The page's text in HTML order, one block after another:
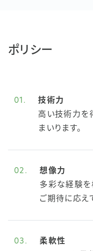
ポリシー
01.
技術力
高い技術力を
まいります。
02.
想像力
多彩な経験を
ご期待に応え
03.
柔軟性